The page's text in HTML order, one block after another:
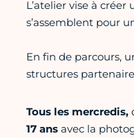
L’atelier vise à
s’assemblent pour
En fin de parcours,
structures
Tous les mercredis,
17 ansavec la